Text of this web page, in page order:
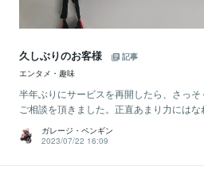
久しぶりのお客様
記事
エンタメ・趣味
半年ぶりにサービスを再開したら、さっ
ご相談を頂きました。正直あまり力には
ガレージ・ペンギン
2023/07/22 16:09